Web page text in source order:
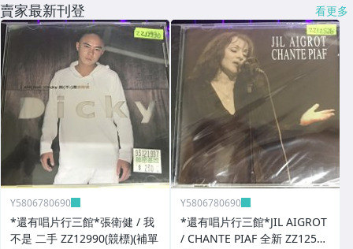
賣家最新刊登 看更多
Y5806780690
*還有唱片行三館*張衛健 / 我
不是 二手 ZZ12990(競標)(補單
Y5806780690
*還有唱片行三館*JIL AIGROT
/ CHANTE PIAF 全新 ZZ12526